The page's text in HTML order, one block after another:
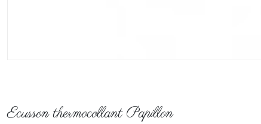
Ecusson thermocollant Papillon